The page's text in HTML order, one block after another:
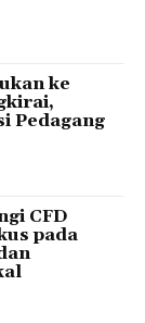
ke
Pedagang
CFD
pada